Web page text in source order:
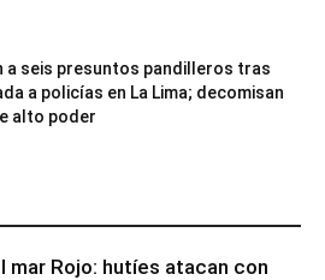
a seis presuntos pandilleros tras
a policías en La Lima; decomisan
alto poder
mar Rojo: hutíes atacan con